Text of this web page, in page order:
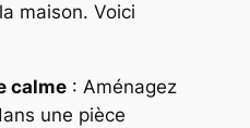
maison. Voici
calme: Aménagez
une pièce